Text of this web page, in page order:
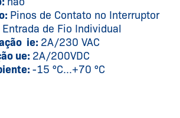
Pinos de Contato no Interruptor
Entrada de Fio Individual
ie: 2A/230 VAC
ue: 2A/200VDC
-15 °C...+70 °C